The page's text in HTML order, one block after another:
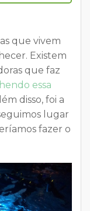
que vivem
Existem
que faz
essa
disso, foi a
lugar
fazer o